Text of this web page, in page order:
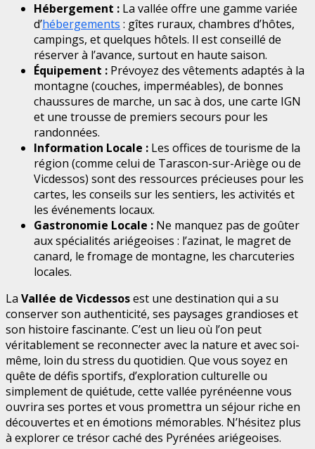
Hébergement : La vallée offre une gamme variée
d’hébergements : gîtes ruraux, chambres d’hôtes,
campings, et quelques hôtels. Il est conseillé de
réserver à l’avance, surtout en haute saison.
Équipement : Prévoyez des vêtements adaptés à la
montagne (couches, imperméables), de bonnes
chaussures de marche, un sac à dos, une carte IGN
et une trousse de premiers secours pour les
randonnées.
Information Locale : Les offices de tourisme de la
région (comme celui de Tarascon-sur-Ariège ou de
Vicdessos) sont des ressources précieuses pour les
cartes, les conseils sur les sentiers, les activités et
les événements locaux.
Gastronomie Locale : Ne manquez pas de goûter
aux spécialités ariégeoises : l’azinat, le magret de
canard, le fromage de montagne, les charcuteries
locales.
La Vallée de Vicdessosest une destination qui a su
conserver son authenticité, ses paysages grandioses et
son histoire fascinante. C’est un lieu où l’on peut
véritablement se reconnecter avec la nature et avec soi-
même, loin du stress du quotidien. Que vous soyez en
quête de défis sportifs, d’exploration culturelle ou
simplement de quiétude, cette vallée pyrénéenne vous
ouvrira ses portes et vous promettra un séjour riche en
découvertes et en émotions mémorables. N’hésitez plus
à explorer ce trésor caché des Pyrénées ariégeoises.